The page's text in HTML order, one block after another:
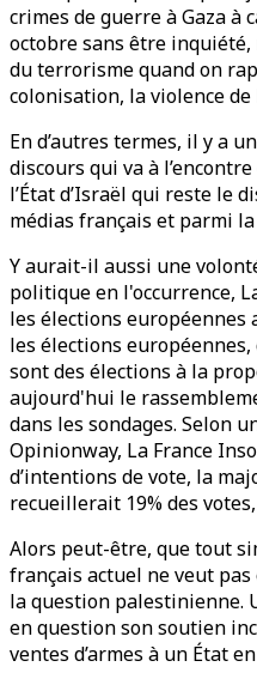
crimes de guerre à Gaza à
octobre sans être inquiété,
du terrorisme quand on
colonisation, la violence de
En d’autres termes, il y a
discours qui va à
l’État d’Israël qui reste le
médias français et parmi
Y aurait-il aussi une
politique en l'occurrence,
les élections européennes
les élections
sont des élections à la
aujourd'hui le
dans les sondages. Selon
Opinionway, La France
d’intentions de vote, la
recueillerait 19% des votes,
Alors peut-être, que tout
français actuel ne veut
la question palestinienne.
en question son soutien
ventes d’armes à un État